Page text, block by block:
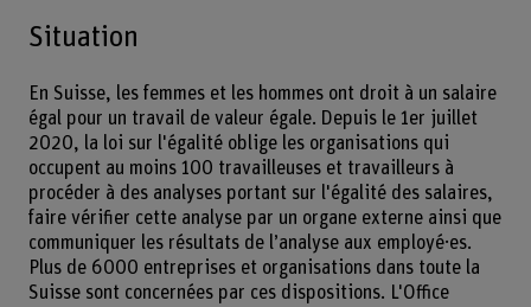
Situation
En Suisse, les femmes et les hommes ont droit à un salaire
égal pour un travail de valeur égale. Depuis le 1er juillet
2020, la loi sur l'égalité oblige les organisations qui
occupent au moins 100 travailleuses et travailleurs à
procéder à des analyses portant sur l'égalité des salaires,
faire vérifier cette analyse par un organe externe ainsi que
communiquer les résultats de l’analyse aux employé·es.
Plus de 6000 entreprises et organisations dans toute la
Suisse sont concernées par ces dispositions. L'Office